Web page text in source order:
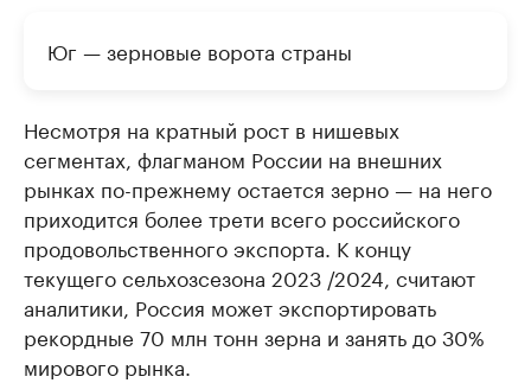
Юг — зерновые ворота страны
Несмотря на кратный рост в нишевых
сегментах, флагманом России на внешних
рынках по-прежнему остается зерно — на него
приходится более трети всего российского
продовольственного экспорта. К концу
текущего сельхозсезона 2023 /2024, считают
аналитики, Россия может экспортировать
рекордные 70 млн тонн зерна и занять до 30%
мирового рынка.